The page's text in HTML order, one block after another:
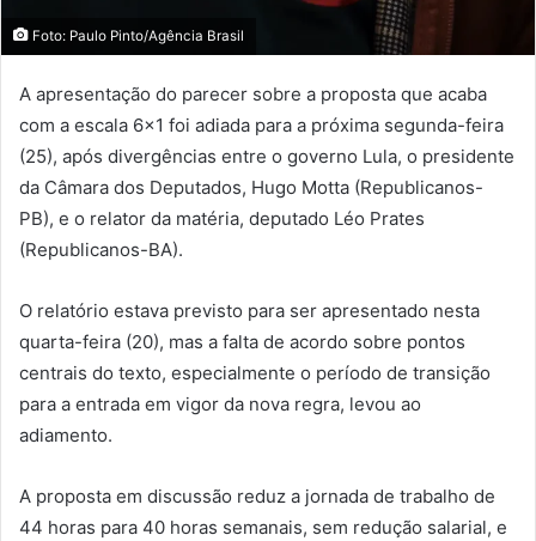
Foto: Paulo Pinto/Agência Brasil
A apresentação do parecer sobre a proposta que acaba
com a escala 6×1 foi adiada para a próxima segunda-feira
(25), após divergências entre o governo Lula, o presidente
da Câmara dos Deputados, Hugo Motta (Republicanos-
PB), e o relator da matéria, deputado Léo Prates
(Republicanos-BA).
O relatório estava previsto para ser apresentado nesta
quarta-feira (20), mas a falta de acordo sobre pontos
centrais do texto, especialmente o período de transição
para a entrada em vigor da nova regra, levou ao
adiamento.
A proposta em discussão reduz a jornada de trabalho de
44 horas para 40 horas semanais, sem redução salarial, e